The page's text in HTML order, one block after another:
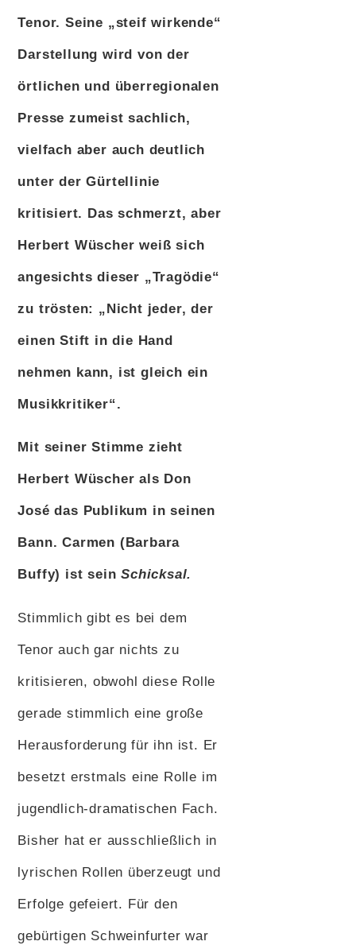
Tenor. Seine „steif wirkende“
Darstellung wird von der
örtlichen und überregionalen
Presse zumeist sachlich,
vielfach aber auch deutlich
unter der Gürtellinie
kritisiert. Das schmerzt, aber
Herbert Wüscher weiß sich
angesichts dieser „Tragödie“
zu trösten: „Nicht jeder, der
einen Stift in die Hand
nehmen kann, ist gleich ein
Musikkritiker“.
Mit seiner Stimme zieht
Herbert Wüscher als Don
José das Publikum in seinen
Bann. Carmen (Barbara
Buffy) ist sein Schicksal.
Stimmlich gibt es bei dem
Tenor auch gar nichts zu
kritisieren, obwohl diese Rolle
gerade stimmlich eine große
Herausforderung für ihn ist. Er
besetzt erstmals eine Rolle im
jugendlich-dramatischen Fach.
Bisher hat er ausschließlich in
lyrischen Rollen überzeugt und
Erfolge gefeiert. Für den
gebürtigen Schweinfurter war